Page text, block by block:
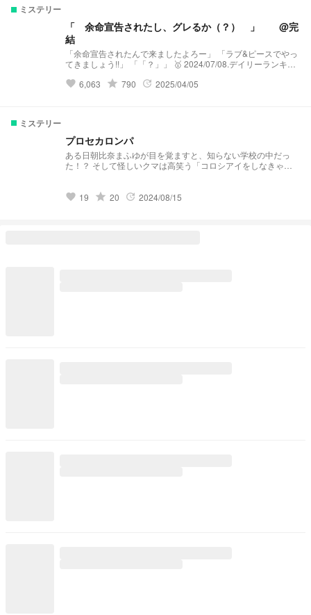
9053年。 忘れ去られた頃に過去の英雄達は、また目覚める。
長い眠りから覚めた彼らは果たしてどんな運命を辿るのか。
彼らを向かえ待つのは、果たしてハッピーエンドか？ それと
も悲しいバットエンドか？ 消耗
品のように扱われる、彼らの悲しい 物語 小さな
いるわ』 ーーーーーーーーーーーーーー 表紙のモデル『ショ
言、暴力、鬱シーン等の描写がありますので苦手な方はお控え
下さい。 8月21日（水）デイリーランキング（オリジナル）37
位 9月17日（火）デイリーランキング（オリジナル）13位 9月
27日（金）デイリーランキング（オリジナル）8位 10月1日
ミステリー
「 余命宣告されたし、グレるか（？） 」 @完
結
「余命宣告されたんで来ましたよろー」 「ラブ&ピースでやっ
てきましょう!!」 「「？」」 🥇 2024/07/08.デイリーランキン
テリー）12位 2024/07/12.デイリーランキング（ミステリー）
favorite 6,063 grade 790 update 2025/04/05
ミステリー
プロセカロンパ
ある日朝比奈まふゆが目を覚ますと、知らない学校の中だっ
た！？ そして怪しいクマは高笑う「コロシアイをしなきゃ殺
です
favorite 19 grade 20 update 2024/08/15